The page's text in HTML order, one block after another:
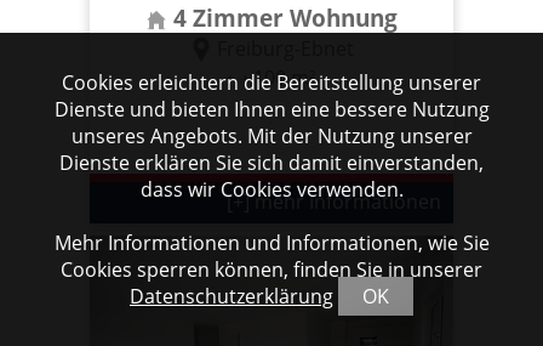
4 Zimmer Wohnung
100 m²
[+] mehr Informationen
Cookies erleichtern die Bereitstellung unserer
Dienste und bieten Ihnen eine bessere Nutzung
unseres Angebots. Mit der Nutzung unserer
Dienste erklären Sie sich damit einverstanden,
dass wir Cookies verwenden.
Mehr Informationen und Informationen, wie Sie
Cookies sperren können, finden Sie in unserer
Datenschutzerklärung
OK